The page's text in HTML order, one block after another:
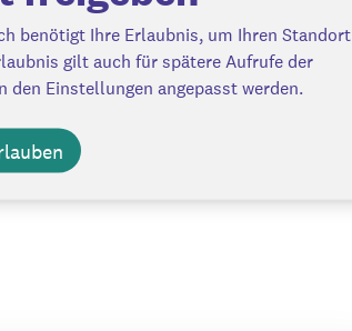
benötigt Ihre Erlaubnis, um Ihren Standort
gilt auch für spätere Aufrufe der
den Einstellungen angepasst werden.